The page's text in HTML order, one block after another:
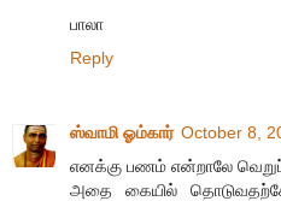
பாலா
Reply
ஸ்வாமி ஓம்கார் October 8,
எனக்கு பணம் என்றாலே
அதை கையில் தொடுவதற்கே